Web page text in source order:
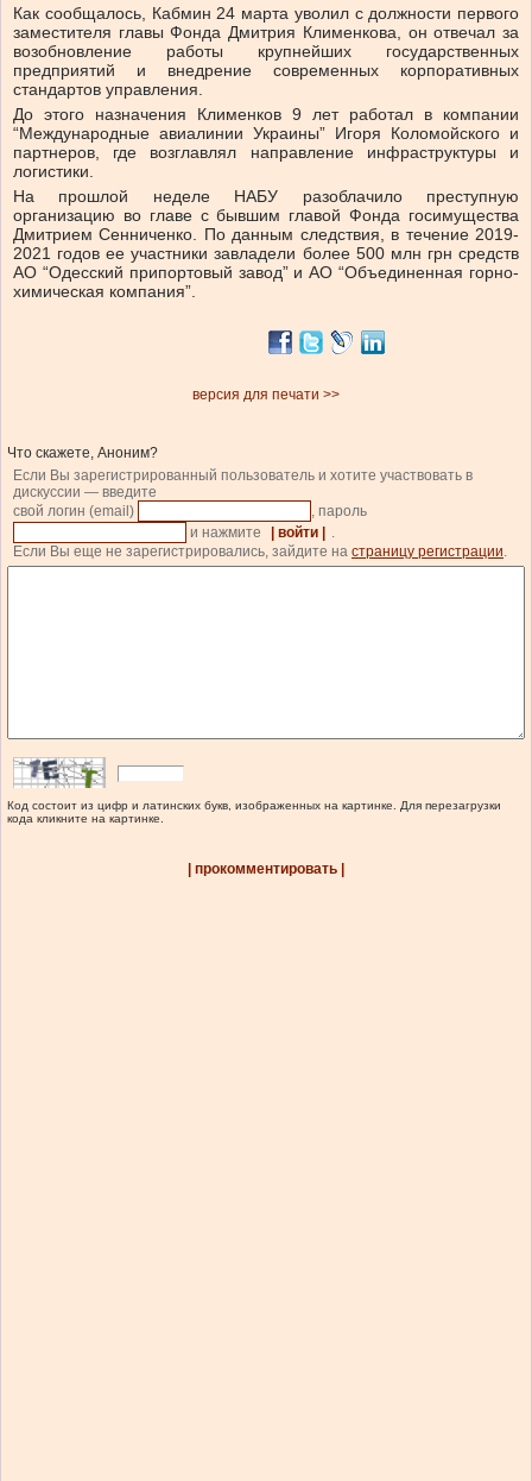
Как сообщалось, Кабмин 24 марта уволил с должности первого
заместителя главы Фонда Дмитрия Клименкова, он отвечал за
возобновление работы крупнейших государственных
предприятий и внедрение современных корпоративных
стандартов управления.
До этого назначения Клименков 9 лет работал в компании
“Международные авиалинии Украины” Игоря Коломойского и
партнеров, где возглавлял направление инфраструктуры и
логистики.
На прошлой неделе НАБУ разоблачило преступную
организацию во главе с бывшим главой Фонда госимущества
Дмитрием Сенниченко. По данным следствия, в течение 2019-
2021 годов ее участники завладели более 500 млн грн средств
АО “Одесский припортовый завод” и АО “Объединенная горно-
химическая компания”.
версия для печати >>
Что скажете, Аноним?
Если Вы зарегистрированный пользователь и хотите участвовать в
дискуссии — введите
свой логин (email)
, пароль
и нажмите
| войти |
.
Если Вы еще не зарегистрировались, зайдите на страницу регистрации.
Код состоит из цифр и латинских букв, изображенных на картинке. Для перезагрузки
кода кликните на картинке.
| прокомментировать |